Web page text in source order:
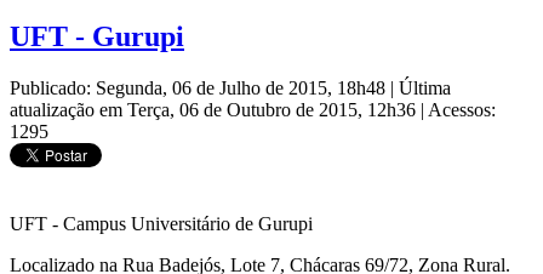
UFT - Gurupi
Publicado: Segunda, 06 de Julho de 2015, 18h48 | Última
atualização em Terça, 06 de Outubro de 2015, 12h36 | Acessos:
1295
UFT - Campus Universitário de Gurupi
Localizado na Rua Badejós, Lote 7, Chácaras 69/72, Zona Rural.